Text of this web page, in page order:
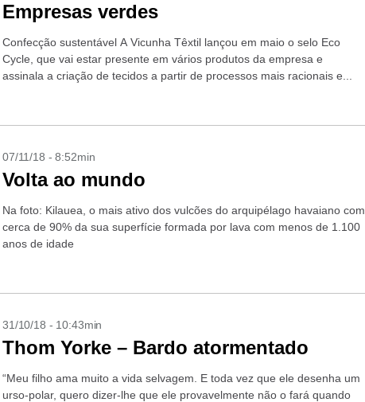
Empresas verdes
Confecção sustentável A Vicunha Têxtil lançou em maio o selo Eco
Cycle, que vai estar presente em vários produtos da empresa e
assinala a criação de tecidos a partir de processos mais racionais e...
07/11/18 - 8:52min
Volta ao mundo
Na foto: Kilauea, o mais ativo dos vulcões do arquipélago havaiano com
cerca de 90% da sua superfície formada por lava com menos de 1.100
anos de idade
31/10/18 - 10:43min
Thom Yorke – Bardo atormentado
“Meu filho ama muito a vida selvagem. E toda vez que ele desenha um
urso-polar, quero dizer-lhe que ele provavelmente não o fará quando